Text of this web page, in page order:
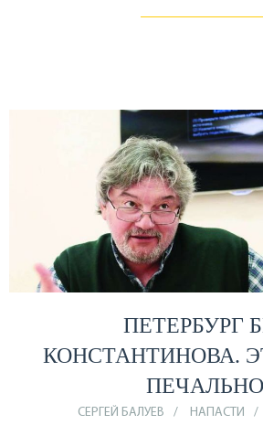
ПЕТЕРБУРГ
КОНСТАНТИНОВА.
ПЕЧАЛЬНО
СЕРГЕЙ БАЛУЕВ НАПАСТИ